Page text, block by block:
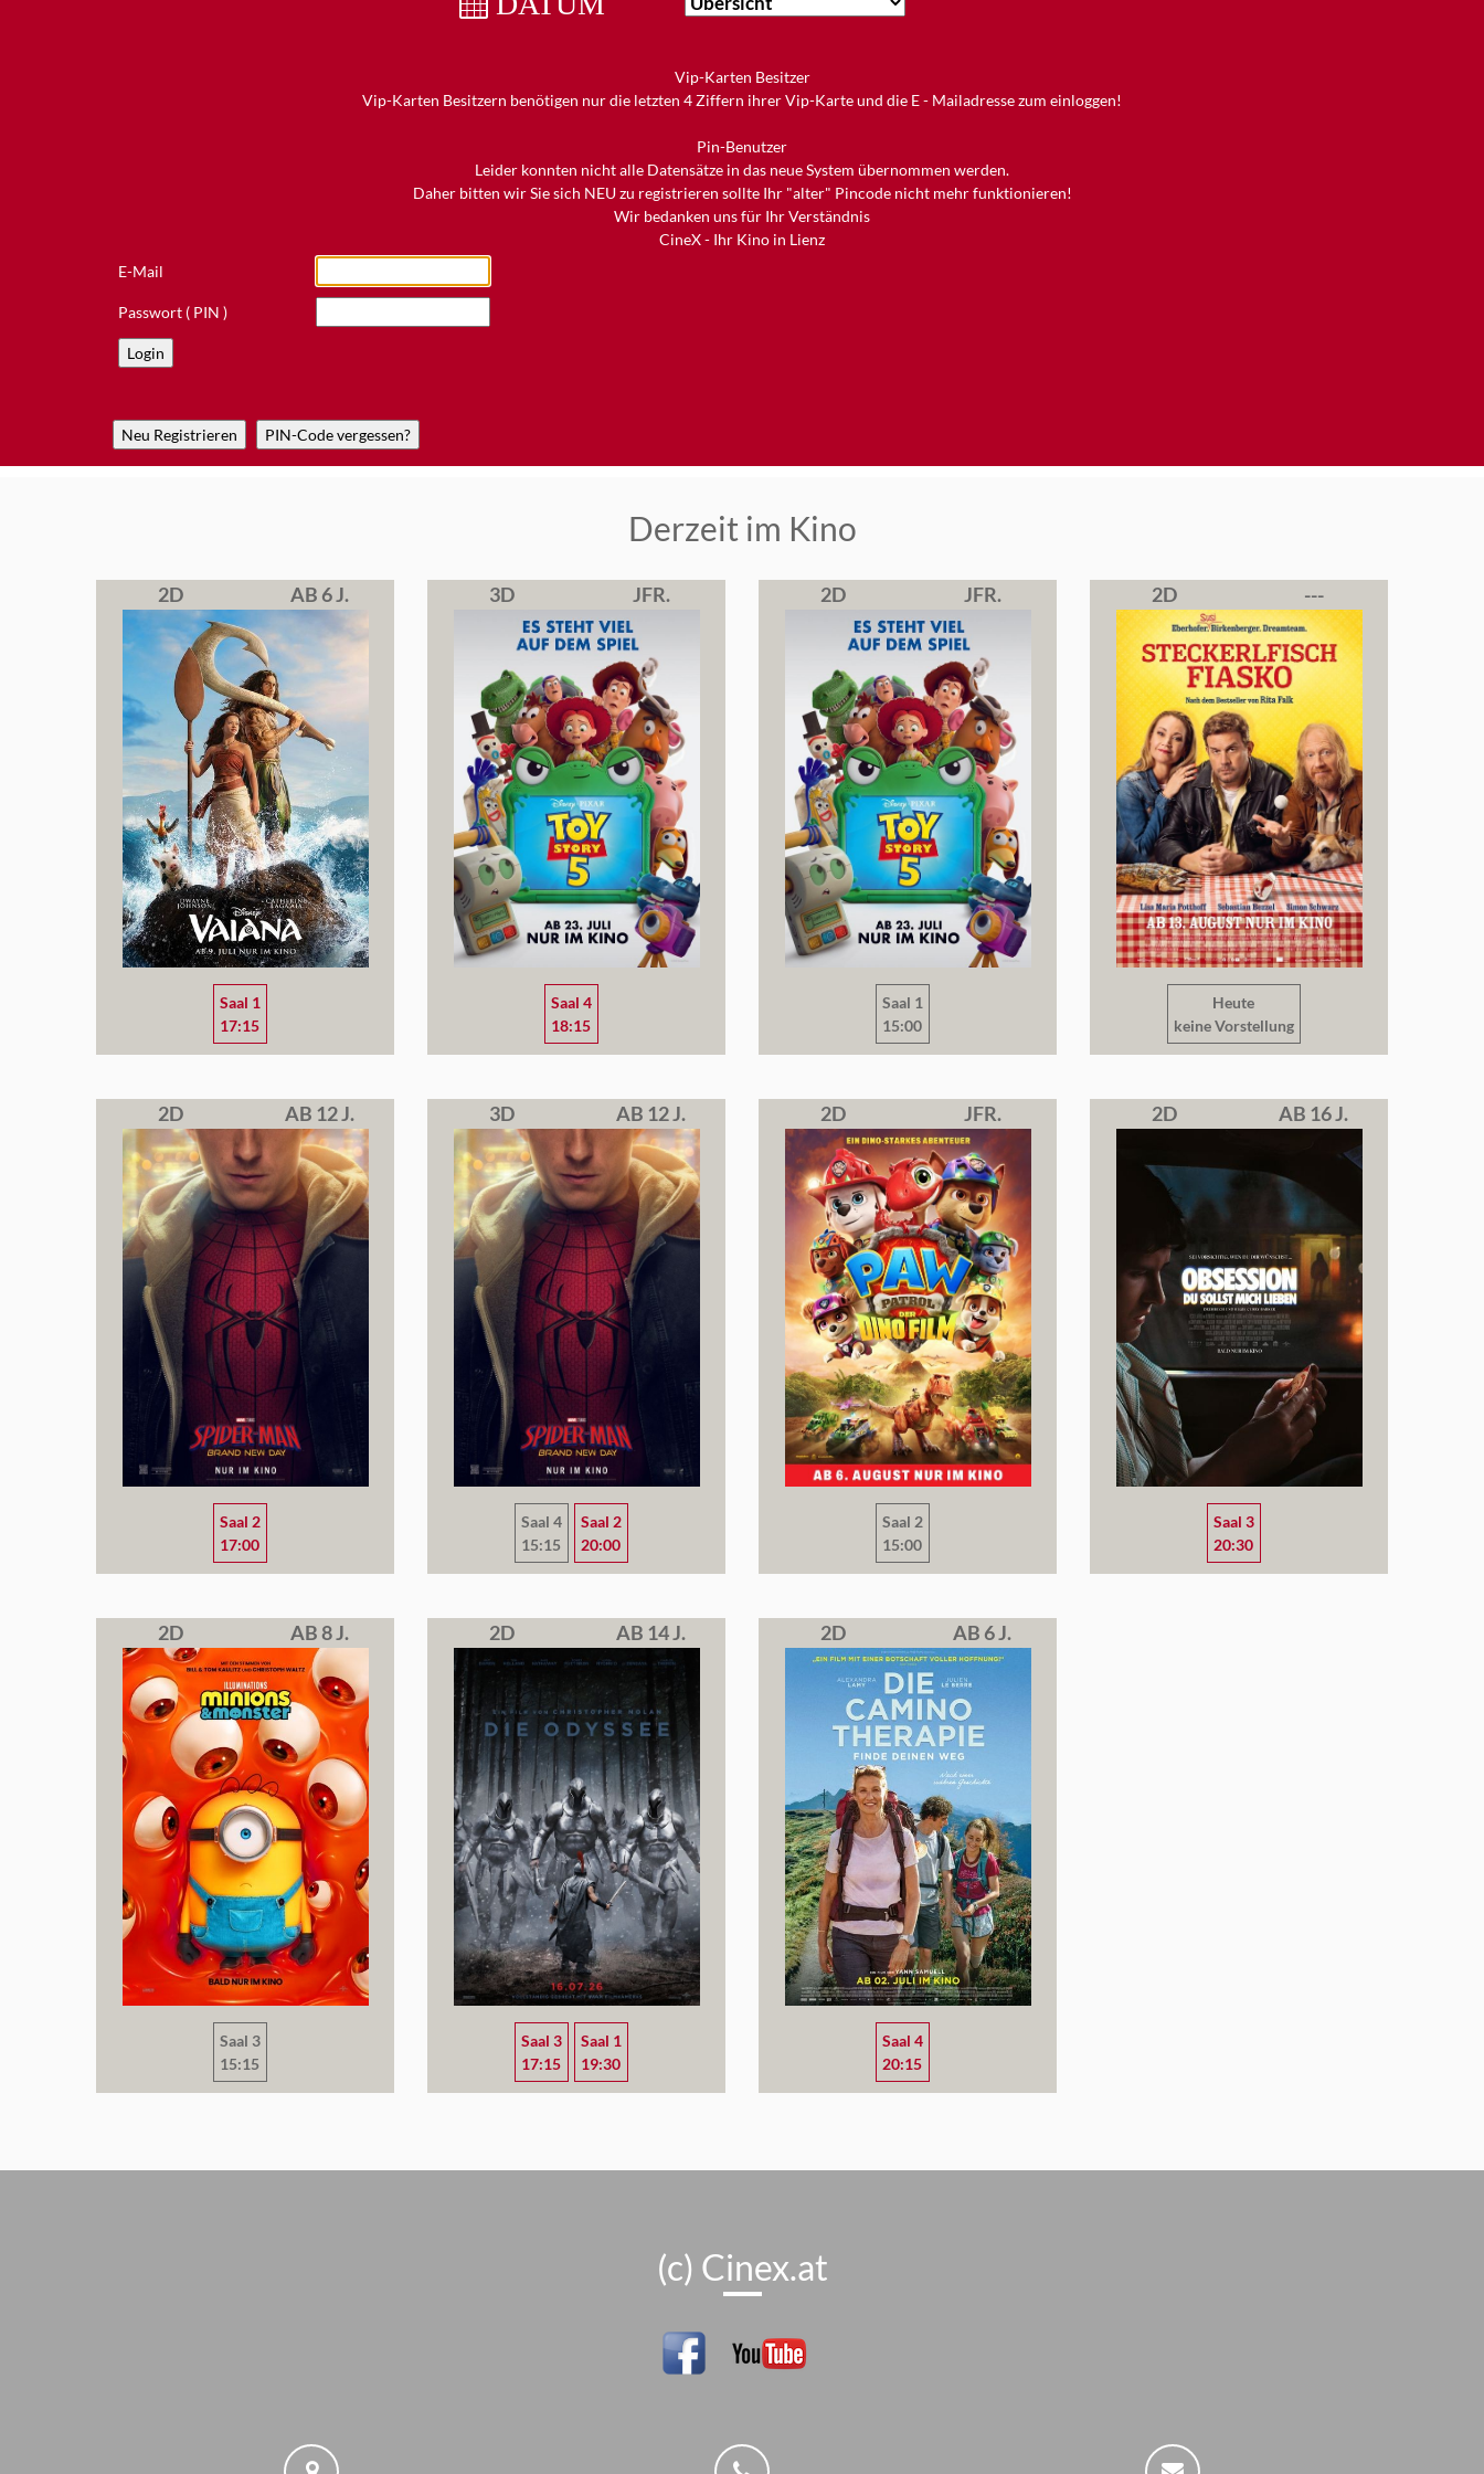
Vip-Karten Besitzer
Vip-Karten Besitzern benötigen nur die letzten 4 Ziffern ihrer Vip-Karte und die E - Mailadresse zum einloggen!
Pin-Benutzer
Leider konnten nicht alle Datensätze in das neue System übernommen werden.
Daher bitten wir Sie sich NEU zu registrieren sollte Ihr "alter" Pincode nicht mehr funktionieren!
Wir bedanken uns für Ihr Verständnis
CineX - Ihr Kino in Lienz
E-Mail
Passwort ( PIN )
Derzeit im Kino
2D AB 6 J.
Saal 1
17:15
3D JFR.
Saal 4
18:15
2D JFR.
Saal 1
15:00
2D ---
Heute
keine Vorstellung
2D AB 12 J.
Saal 2
17:00
3D AB 12 J.
Saal 4
15:15
Saal 2
20:00
2D JFR.
Saal 2
15:00
2D AB 16 J.
Saal 3
20:30
2D AB 8 J.
Saal 3
15:15
2D AB 14 J.
Saal 3
17:15
Saal 1
19:30
2D AB 6 J.
Saal 4
20:15
(c) Cinex.at